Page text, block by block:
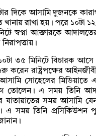
দিকে আসামি দুজনকে
রাখা হয়। পরে ১০টা ১২
স্বপ্না আক্তারকে
৩৫ মিনিটে বিচারক
করেন রাষ্ট্রপক্ষের
সোহেলের মিডিয়াতে
তোলেন। এ সময় তিনি
যাতায়াতের সময় আসামি
এ সময় তিনি